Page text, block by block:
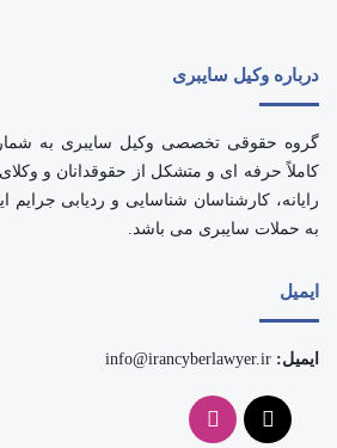
درباره وکیل سایبری
کاملاً حرفه ای و متشکل از حقوقدانان و
رایانه، کارشناسان شناسایی و ردیابی جرایم
به حملات سایبری می باشد.
ایمیل
ایمیل: info@irancyberlawyer.ir